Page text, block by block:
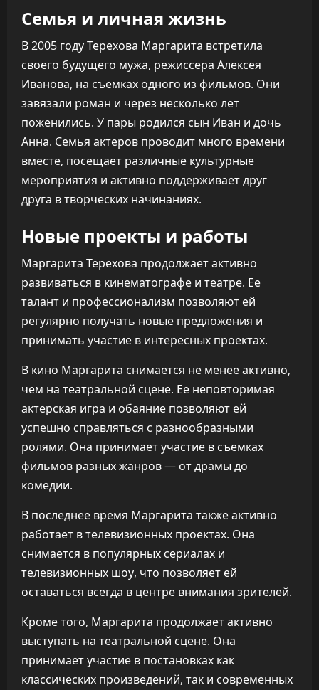
Семья и личная жизнь
В 2005 году Терехова Маргарита встретила
своего будущего мужа, режиссера Алексея
Иванова, на съемках одного из фильмов. Они
завязали роман и через несколько лет
поженились. У пары родился сын Иван и дочь
Анна. Семья актеров проводит много времени
вместе, посещает различные культурные
мероприятия и активно поддерживает друг
друга в творческих начинаниях.
Новые проекты и работы
Маргарита Терехова продолжает активно
развиваться в кинематографе и театре. Ее
талант и профессионализм позволяют ей
регулярно получать новые предложения и
принимать участие в интересных проектах.
В кино Маргарита снимается не менее активно,
чем на театральной сцене. Ее неповторимая
актерская игра и обаяние позволяют ей
успешно справляться с разнообразными
ролями. Она принимает участие в съемках
фильмов разных жанров — от драмы до
комедии.
В последнее время Маргарита также активно
работает в телевизионных проектах. Она
снимается в популярных сериалах и
телевизионных шоу, что позволяет ей
оставаться всегда в центре внимания зрителей.
Кроме того, Маргарита продолжает активно
выступать на театральной сцене. Она
принимает участие в постановках как
классических произведений, так и современных